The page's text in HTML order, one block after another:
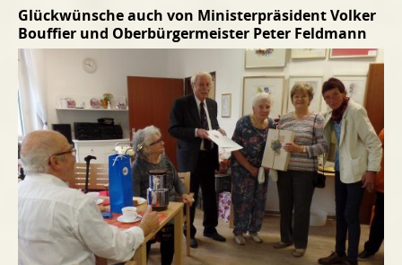
Glückwünsche auch von Ministerpräsident Volker
Bouffier und Oberbürgermeister Peter Feldmann